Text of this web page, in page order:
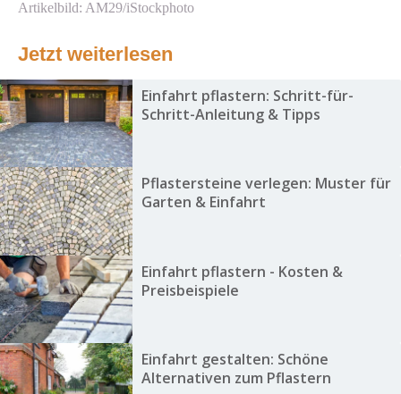
Artikelbild: AM29/iStockphoto
Jetzt weiterlesen
Einfahrt pflastern: Schritt-für-
Schritt-Anleitung & Tipps
Pflastersteine verlegen: Muster für
Garten & Einfahrt
Einfahrt pflastern - Kosten &
Preisbeispiele
Einfahrt gestalten: Schöne
Alternativen zum Pflastern